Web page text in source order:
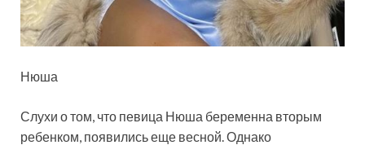
Нюша
Слухи о том, что певица Нюша беременна вторым
ребенком, появились еще весной. Однако